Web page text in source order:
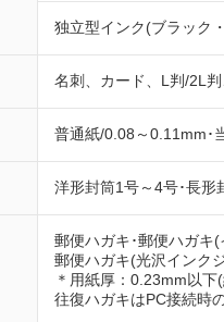
独立型インク(ブラック
名刺、カード、L判/2L
普通紙/0.08～0.11mm･
洋形封筒1号～4号･長形
郵便ハガキ･郵便ハガキ
郵便ハガキ(光沢インク
＊用紙厚：0.23mm以
往復ハガキはPC接続時